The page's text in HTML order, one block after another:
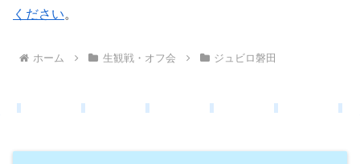
ください。
ホーム 生観戦・オフ会 ジュビロ磐田